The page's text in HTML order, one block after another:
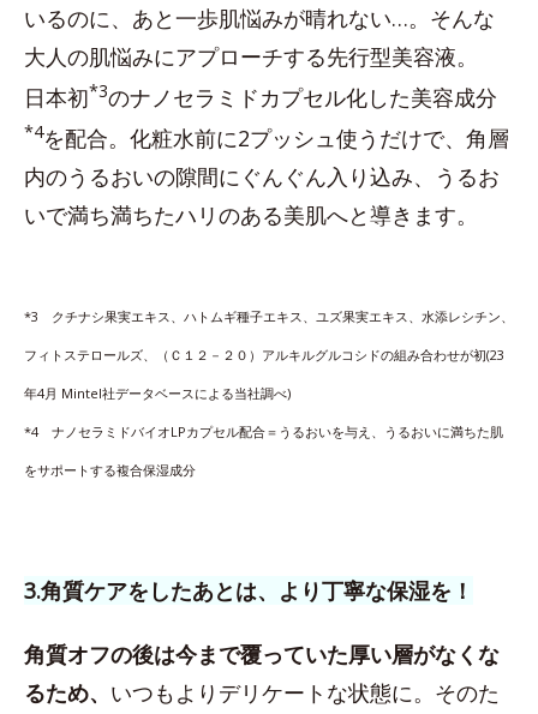
いるのに、あと一歩肌悩みが晴れない…。そんな
大人の肌悩みにアプローチする先行型美容液。
日本初*3のナノセラミドカプセル化した美容成分
*4を配合。化粧水前に2プッシュ使うだけで、角層
内のうるおいの隙間にぐんぐん入り込み、うるお
いで満ち満ちたハリのある美肌へと導きます。
*3 クチナシ果実エキス、ハトムギ種子エキス、ユズ果実エキス、水添レシチン、
フィトステロールズ、（Ｃ１２－２０）アルキルグルコシドの組み合わせが初(23
年4月 Mintel社データベースによる当社調べ)
*4 ナノセラミドバイオLPカプセル配合＝うるおいを与え、うるおいに満ちた肌
をサポートする複合保湿成分
3.角質ケアをしたあとは、より丁寧な保湿を！
角質オフの後は今まで覆っていた厚い層がなくな
るため、 いつもよりデリケートな状態に。そのた